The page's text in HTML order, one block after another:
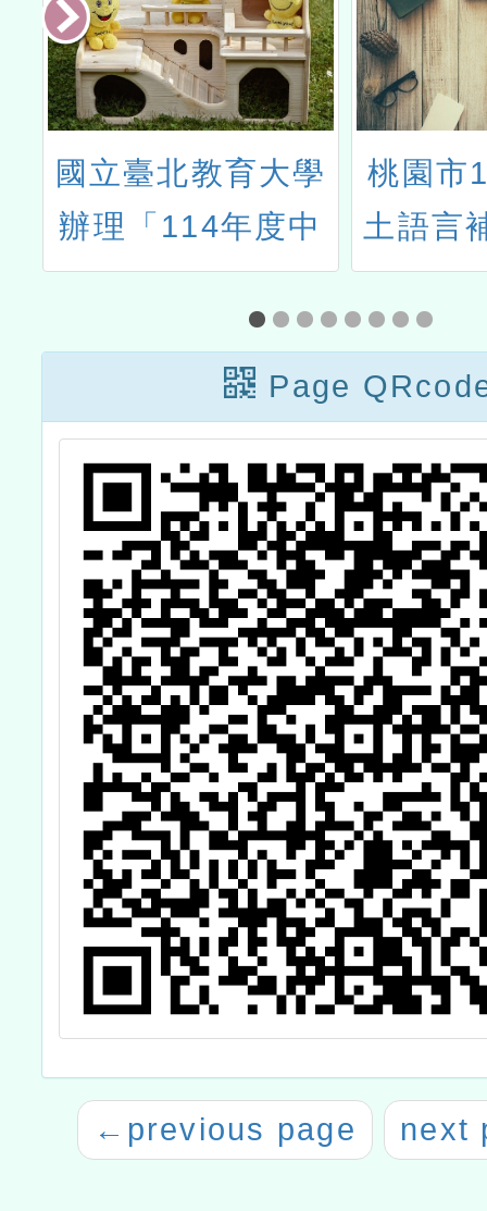
國立臺北教育大學
辦理「114年度中
小學雙語教學在職
教師增能學分班」
桃園市
土語言
文及教
徵
Page
← previous page next